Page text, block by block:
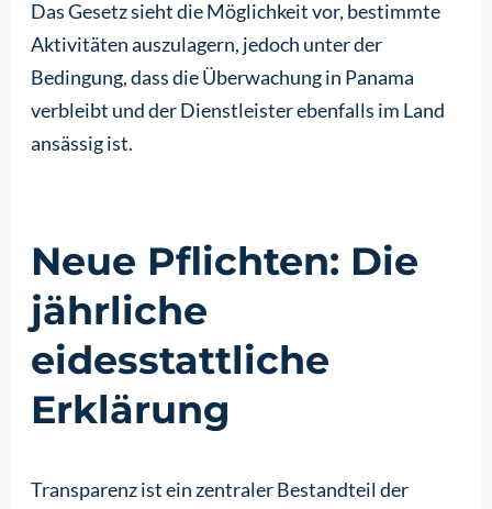
Das Gesetz sieht die Möglichkeit vor, bestimmte
Aktivitäten auszulagern, jedoch unter der
Bedingung, dass die Überwachung in Panama
verbleibt und der Dienstleister ebenfalls im Land
ansässig ist.
Neue Pflichten: Die
jährliche
eidesstattliche
Erklärung
Transparenz ist ein zentraler Bestandteil der